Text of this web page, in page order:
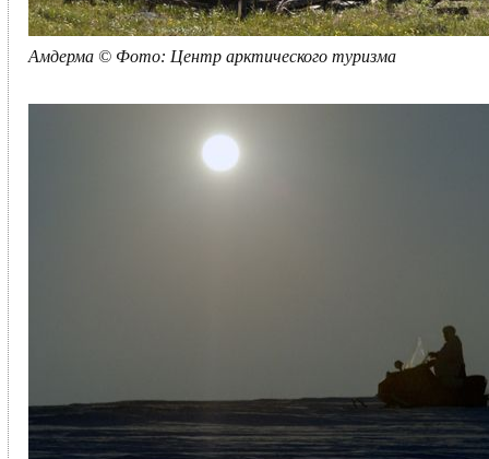
Амдерма © Фото: Центр арктического туризма